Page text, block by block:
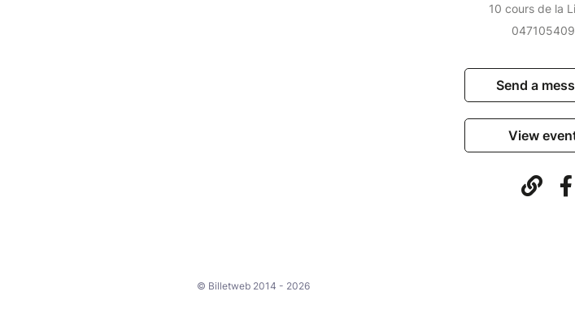
10 cours de la
Send a
View
© Billetweb 2014 - 2026